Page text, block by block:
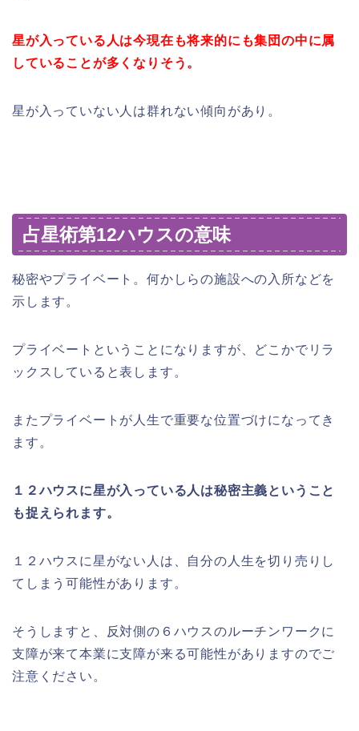
星が入っている人は今現在も将来的にも集団の中に属
していることが多くなりそう。
星が入っていない人は群れない傾向があり。
占星術第12ハウスの意味
秘密やプライベート。何かしらの施設への入所などを
示します。
プライベートということになりますが、どこかでリラ
ックスしていると表します。
またプライベートが人生で重要な位置づけになってき
ます。
１２ハウスに星が入っている人は秘密主義ということ
も捉えられます。
１２ハウスに星がない人は、自分の人生を切り売りし
てしまう可能性があります。
そうしますと、反対側の６ハウスのルーチンワークに
支障が来て本業に支障が来る可能性がありますのでご
注意ください。